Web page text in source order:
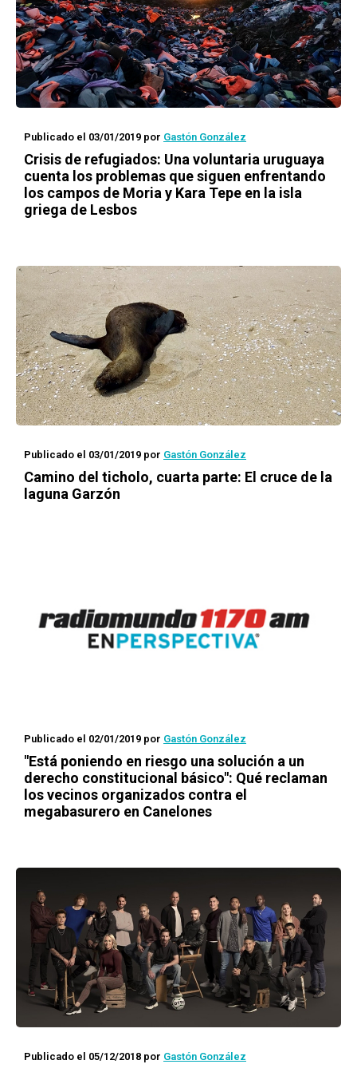
Publicado el 03/01/2019 por Gastón González
Crisis de refugiados: Una voluntaria uruguaya
cuenta los problemas que siguen enfrentando
los campos de Moria y Kara Tepe en la isla
griega de Lesbos
Publicado el 03/01/2019 por Gastón González
Camino del ticholo, cuarta parte: El cruce de la
laguna Garzón
Publicado el 02/01/2019 por Gastón González
"Está poniendo en riesgo una solución a un
derecho constitucional básico": Qué reclaman
los vecinos organizados contra el
megabasurero en Canelones
Publicado el 05/12/2018 por Gastón González